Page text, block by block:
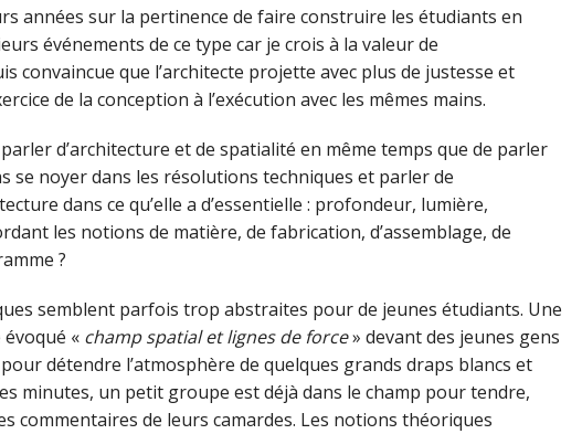
années sur la pertinence de faire construire les étudiants en
événements de ce type car je crois à la valeur de
convaincue que l’architecte projette avec plus de justesse et
de la conception à l’exécution avec les mêmes mains.
d’architecture et de spatialité en même temps que de parler
se noyer dans les résolutions techniques et parler de
dans ce qu’elle a d’essentielle : profondeur, lumière,
les notions de matière, de fabrication, d’assemblage, de
?
semblent parfois trop abstraites pour de jeunes étudiants. Une
« champ spatial et lignes de force» devant des jeunes gens
détendre l’atmosphère de quelques grands draps blancs et
minutes, un petit groupe est déjà dans le champ pour tendre,
commentaires de leurs camardes. Les notions théoriques